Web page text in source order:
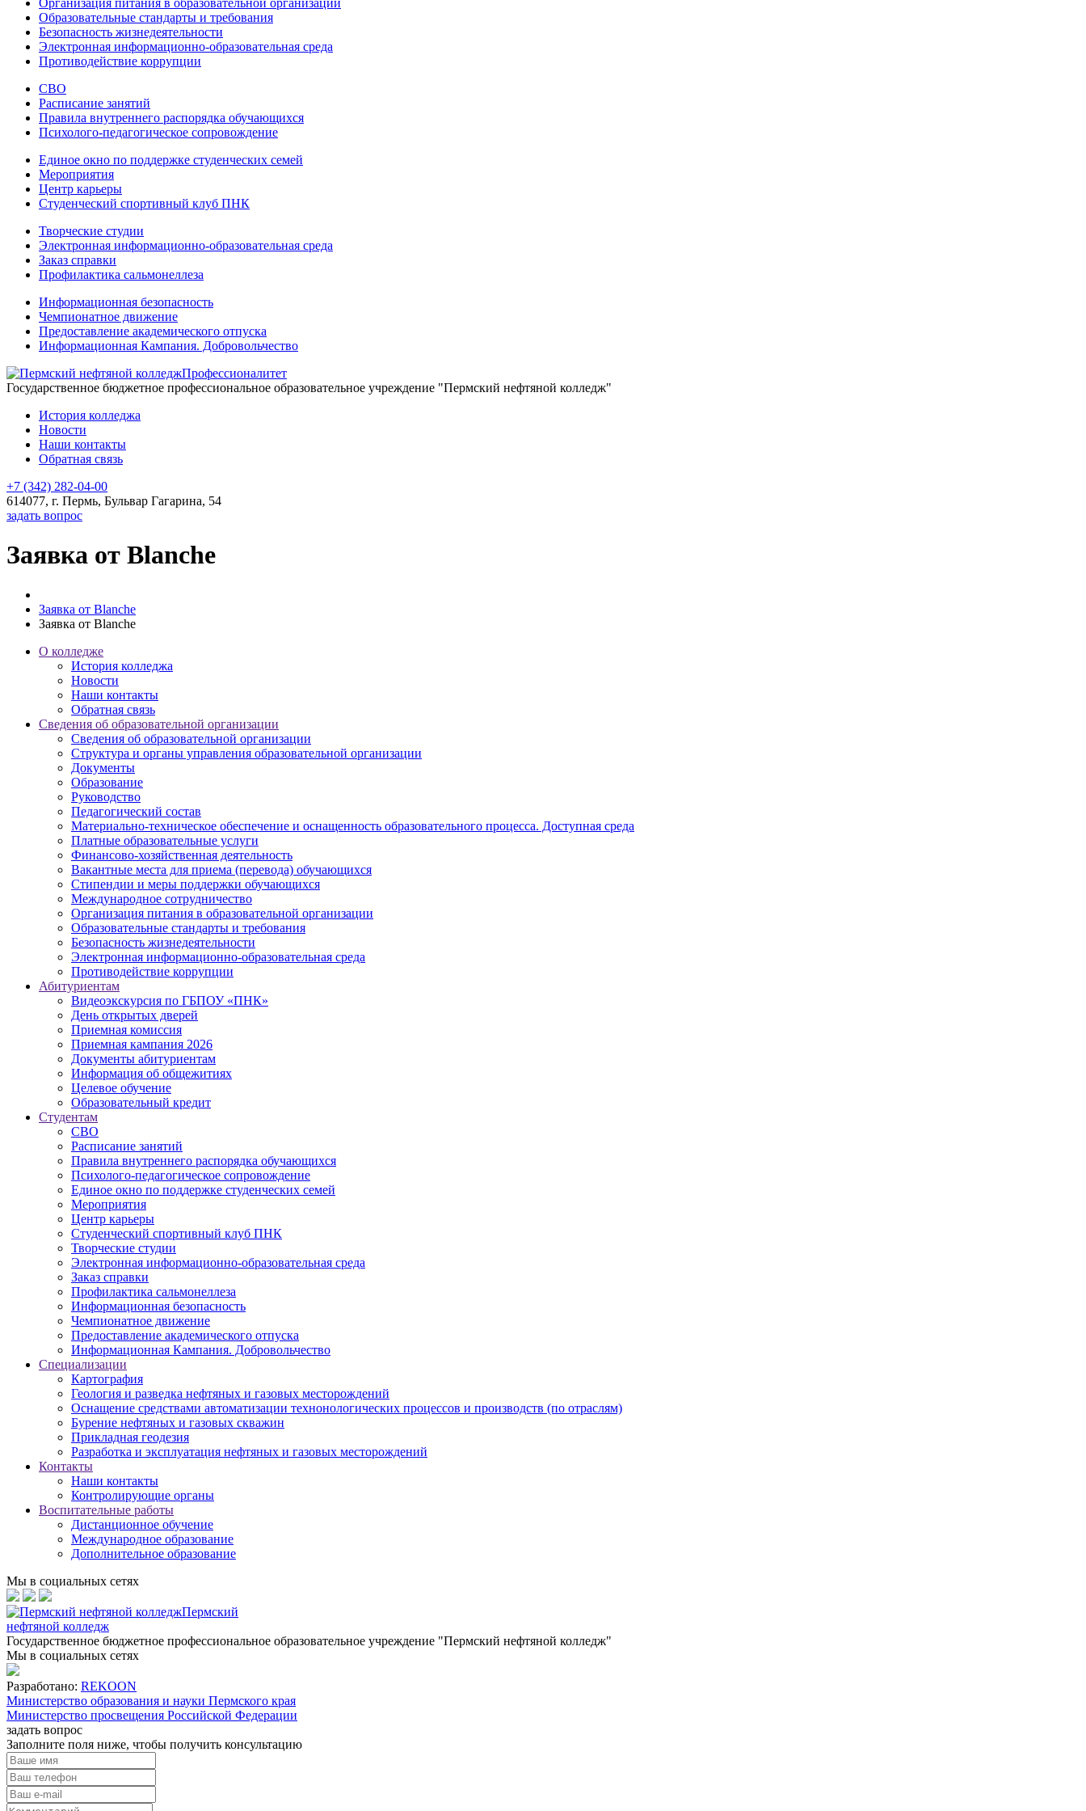
Организация питания в образовательной организации
Образовательные стандарты и требования
Безопасность жизнедеятельности
Электронная информационно-образовательная среда
Противодействие коррупции
СВО
Расписание занятий
Правила внутреннего распорядка обучающихся
Психолого-педагогическое сопровождение
Единое окно по поддержке студенческих семей
Мероприятия
Центр карьеры
Студенческий спортивный клуб ПНК
Творческие студии
Электронная информационно-образовательная среда
Заказ справки
Профилактика сальмонеллеза
Информационная безопасность
Чемпионатное движение
Предоставление академического отпуска
Информационная Кампания. Добровольчество
Профессионалитет
Государственное бюджетное профессиональное образовательное учреждение "Пермский нефтяной колледж"
История колледжа
Новости
Наши контакты
Обратная связь
+7 (342) 282-04-00
614077, г. Пермь, Бульвар Гагарина, 54
задать вопрос
Заявка от Blanche
Заявка от Blanche
Заявка от Blanche
О колледже
История колледжа
Новости
Наши контакты
Обратная связь
Сведения об образовательной организации
Сведения об образовательной организации
Структура и органы управления образовательной организации
Документы
Образование
Руководство
Педагогический состав
Материально-техническое обеспечение и оснащенность образовательного процесса. Доступная среда
Платные образовательные услуги
Финансово-хозяйственная деятельность
Вакантные места для приема (перевода) обучающихся
Стипендии и меры поддержки обучающихся
Международное сотрудничество
Организация питания в образовательной организации
Образовательные стандарты и требования
Безопасность жизнедеятельности
Электронная информационно-образовательная среда
Противодействие коррупции
Абитуриентам
Видеоэкскурсия по ГБПОУ «ПНК»
День открытых дверей
Приемная комиссия
Приемная кампания 2026
Дoкументы абитуриентам
Информация об общежитиях
Целевое обучение
Образовательный кредит
Студентам
СВО
Расписание занятий
Правила внутреннего распорядка обучающихся
Психолого-педагогическое сопровождение
Единое окно по поддержке студенческих семей
Мероприятия
Центр карьеры
Студенческий спортивный клуб ПНК
Творческие студии
Электронная информационно-образовательная среда
Заказ справки
Профилактика сальмонеллеза
Информационная безопасность
Чемпионатное движение
Предоставление академического отпуска
Информационная Кампания. Добровольчество
Специализации
Картография
Геология и разведка нефтяных и газовых месторождений
Оснащение средствами автоматизации технонологических процессов и производств (по отраслям)
Бурение нефтяных и газовых скважин
Прикладная геодезия
Разработка и эксплуатация нефтяных и газовых месторождений
Контакты
Наши контакты
Контролирующие органы
Воспитательные работы
Дистанционное обучение
Международное образование
Дополнительное образование
Мы в социальных сетях
Пермский
нефтяной колледж
Государственное бюджетное профессиональное образовательное учреждение "Пермский нефтяной колледж"
Мы в социальных сетях
Разработано: REKOON
Министерство образования и науки Пермского края
Министерство просвещения Российской Федерации
задать вопрос
Заполните поля ниже, чтобы получить консультацию